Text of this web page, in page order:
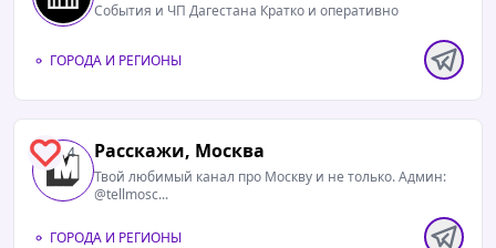
События и ЧП Дагестана Кратко и оперативно
ГОРОДА И РЕГИОНЫ
4 Расскажи, Москва
Твой любимый канал про Москву и не только. Админ:
@tellmosc...
ГОРОДА И РЕГИОНЫ